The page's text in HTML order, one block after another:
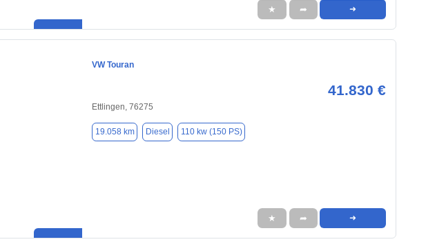
★ ➦ ➜
VW Touran
41.830 €
Ettlingen, 76275
19.058 km Diesel 110 kw (150 PS)
★ ➦ ➜